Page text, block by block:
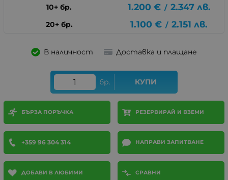
10+ бр. 1.200 € / 2.347 лв.
20+ бр. 1.100 € / 2.151 лв.
В наличност Доставка и плащане
бр. КУПИ
БЪРЗА ПОРЪЧКА РЕЗЕРВИРАЙ И ВЗЕМИ
+359 96 304 314 НАПРАВИ ЗАПИТВАНЕ
ДОБАВИ В ЛЮБИМИ СРАВНИ